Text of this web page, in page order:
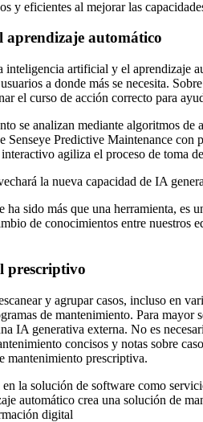
y eficientes al mejorar las
aprendizaje automático
inteligencia artificial y el aprendizaje
a donde más se necesita.
el curso de acción correcto para
se analizan mediante algoritmos
Senseye Predictive Maintenance
agiliza el proceso de toma
la nueva capacidad de IA
sido más que una herramienta, es
de conocimientos entre
prescriptivo
y agrupar casos, incluso en
de mantenimiento. Para
IA generativa externa. No es
concisos y notas sobre
mantenimiento prescriptiva.
la solución de software como
automático crea una solución de
digital